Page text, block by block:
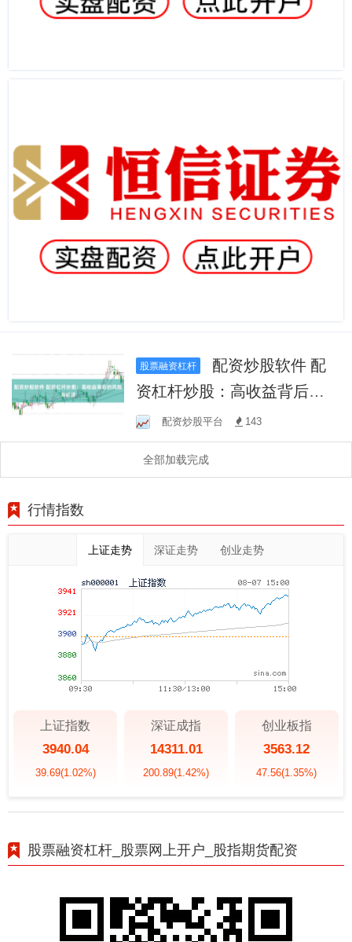
股票融资杠杆
资杠杆炒股：高收益背后的
风险与机遇
配资炒股平台 143
全部加载完成
行情指数
上证走势 深证走势 创业走势
上证指数
3940.04
39.69(1.02%)
深证成指
14311.01
200.89(1.42%)
创业板指
3563.12
47.56(1.35%)
股票融资杠杆_股票网上开户_股指期货配资